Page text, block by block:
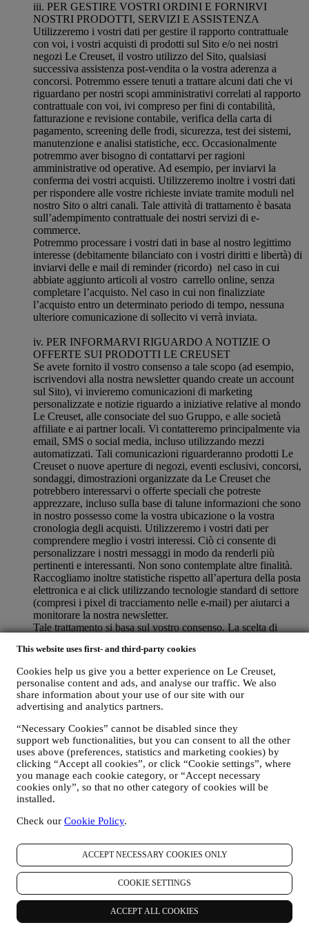
This website uses first- and third-party cookies
Cookies help us give you a better experience on Le Creuset,
personalise content and ads, and analyse our traffic. We also
share information about your use of our site with our
advertising and analytics partners.
“Necessary Cookies” cannot be disabled since they
support web functionalities, but you can consent to all the other
uses above (preferences, statistics and marketing cookies) by
clicking “Accept all cookies”, or click “Cookie settings”, where
you manage each cookie category, or “Accept necessary
cookies only”, so that no other category of cookies will be
installed.
Check our Cookie Policy.
ACCEPT NECESSARY COOKIES ONLY
COOKIE SETTINGS
ACCEPT ALL COOKIES
iii. PER GESTIRE VOSTRI ORDINI E FORNIRVI
NOSTRI PRODOTTI, SERVIZI E ASSISTENZA
Utilizzeremo i vostri dati per gestire il rapporto contrattuale
con voi, i vostri acquisti di prodotti sul Sito e/o nei nostri
negozi Le Creuset, il vostro utilizzo del Sito, qualsiasi
successiva assistenza post-vendita o la vostra aderenza a
concorsi. Potremmo essere tenuti a trattare alcuni dati che vi
riguardano per nostri scopi amministrativi correlati al rapporto
contrattuale con voi, ivi compreso per fini di contabilità,
fatturazione e revisione contabile, verifica della carta di
pagamento, screening delle frodi, sicurezza, test dei sistemi,
manutenzione e analisi statistiche, ecc. Occasionalmente
potremmo aver bisogno di contattarvi per ragioni
amministrative od operative. Ad esempio, per inviarvi la
conferma dei vostri acquisti. Utilizzeremo inoltre i vostri dati
per rispondere alle vostre richieste inviate tramite moduli nel
nostro Sito o altri canali. Tale attività di trattamento è basata
sull’adempimento contrattuale dei nostri servizi di e-
commerce.
Potremmo processare i vostri dati in base al nostro legittimo
interesse (debitamente bilanciato con i vostri diritti e libertà) di
inviarvi delle e mail di reminder (ricordo) nel caso in cui
abbiate aggiunto articoli al vostro carrello online, senza
completare l’acquisto. Nel caso in cui non finalizziate
l’acquisto entro un determinato periodo di tempo, nessuna
ulteriore comunicazione di sollecito vi verrà inviata.
iv. PER INFORMARVI RIGUARDO A NOTIZIE O
OFFERTE SUI PRODOTTI LE CREUSET
Se avete fornito il vostro consenso a tale scopo (ad esempio,
iscrivendovi alla nostra newsletter quando create un account
sul Sito), vi invieremo comunicazioni di marketing
personalizzate e notizie riguardo a iniziative relative al mondo
Le Creuset, alle consociate del suo Gruppo, e alle società
affiliate e ai partner locali. Vi contatteremo principalmente via
email, SMS o social media, incluso utilizzando mezzi
automatizzati. Tali comunicazioni riguarderanno prodotti Le
Creuset o nuove aperture di negozi, eventi esclusivi, concorsi,
sondaggi, dimostrazioni organizzate da Le Creuset che
potrebbero interessarvi o offerte speciali che potreste
apprezzare, incluso sulla base di talune informazioni che sono
in nostro possesso come la vostra ubicazione o la vostra
cronologia degli acquisti. Utilizzeremo i vostri dati per
comprendere meglio i vostri interessi. Ciò ci consente di
personalizzare i nostri messaggi in modo da renderli più
pertinenti e interessanti. Non sono contemplate altre finalità.
Raccogliamo inoltre statistiche rispetto all’apertura della posta
elettronica e ai click utilizzando tecnologie standard di settore
(compresi i pixel di tracciamento nelle e-mail) per aiutarci a
monitorare la nostra newsletter.
Tale trattamento si basa sul vostro consenso. La scelta di
esercitata nei momenti in cui i dati personali vengono raccolti
Revoca (Opt-out): Potete interrompere la ricezione delle nostre
comunicazioni di marketing e dei nostri aggiornamenti in qualsiasi
momento, gratuitamente, attraverso le modalità presenti nelle
comunicazioni stesse (ad esempio, cliccando sul pulsante
“Unsubscribe” (Annulla iscrizione) in fondo a qualsiasi newsletter.
Se desiderate interrompere qualsiasi delle nostre attività di
marketing, potete inviarci un’email all’indirizzo
privacy@lecreuset.com.Tratteremo la vostra richiesta di
annullamento dell’iscrizione il prima possibile, ma in alcune
circostanze potreste continuare a ricevere qualche messaggio prima
Non trasmettiamo o vendiamo i vostri dati di contatto e altri dati
personali ad altre società per i loro scopi di marketing.
v. RINVIARE PUBBLICITÀ MIRATA/PERSONALIZZARE LE
NOSTRE OFFERTE E MIGLIORARE L’ESPERIENZA DEL
CONSUMATORE